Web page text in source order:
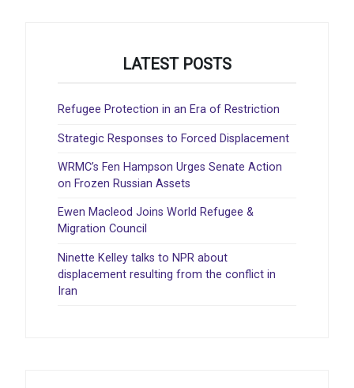
LATEST POSTS
Refugee Protection in an Era of Restriction
Strategic Responses to Forced Displacement
WRMC’s Fen Hampson Urges Senate Action
on Frozen Russian Assets
Ewen Macleod Joins World Refugee &
Migration Council
Ninette Kelley talks to NPR about
displacement resulting from the conflict in
Iran